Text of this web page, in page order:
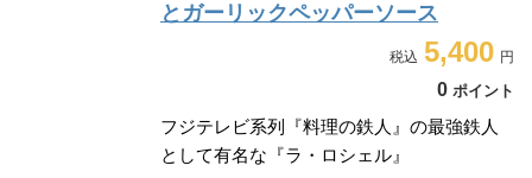
とガーリックペッパーソース
5,400
0 ポイント
フジテレビ系列『料理の鉄人』の最強鉄人
として有名な『ラ・ロシェル』